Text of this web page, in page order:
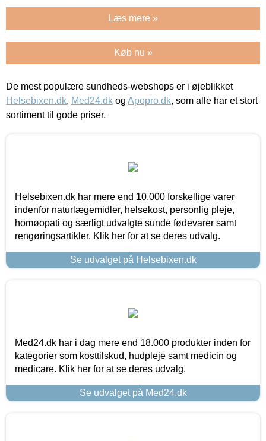
Læs mere »
Køb nu »
De mest populære sundheds-webshops er i øjeblikket
Helsebixen.dk, Med24.dk og Apopro.dk, som alle har et stort
sortiment til gode priser.
Helsebixen.dk har mere end 10.000 forskellige varer
indenfor naturlægemidler, helsekost, personlig pleje,
homøopati og særligt udvalgte sunde fødevarer samt
rengøringsartikler. Klik her for at se deres udvalg.
Se udvalget på Helsebixen.dk
Med24.dk har i dag mere end 18.000 produkter inden for
kategorier som kosttilskud, hudpleje samt medicin og
medicare. Klik her for at se deres udvalg.
Se udvalget på Med24.dk